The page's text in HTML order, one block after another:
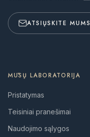
ATSIŲSKITE
MŪSŲ LABORATORIJA
Pristatymas
Teisiniai pranešimai
Naudojimo sąlygos